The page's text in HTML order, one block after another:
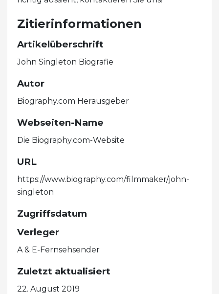
Zitierinformationen
Artikelüberschrift
John Singleton Biografie
Autor
Biography.com Herausgeber
Webseiten-Name
Die Biography.com-Website
URL
https://www.biography.com/filmmaker/john-
singleton
Zugriffsdatum
Verleger
A & E-Fernsehsender
Zuletzt aktualisiert
22. August 2019